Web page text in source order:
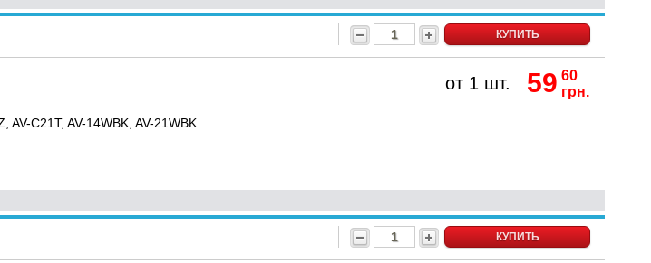
КУПИТЬ
AV-C21T, AV-14WBK, AV-21WBK
от 1 шт. 59 60
грн.
КУПИТЬ